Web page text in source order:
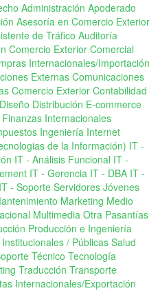
Administración Apoderado
Asesoría en Comercio Exterior
de Tráfico Auditoría
Comercio Exterior Comercial
Internacionales/Importación
ExternasComunicaciones
Comercio Exterior Contabilidad
Diseño Distribución E-commerce
Finanzas Internacionales
Ingeniería Internet
de la Información) IT -
IT - Análisis Funcional IT -
IT - Gerencia IT - DBA IT -
IT - Soporte Servidores Jóvenes
Marketing Medio
Multimedia Otra Pasantías
Producción e Ingeniería
/ Públicas Salud
Técnico Tecnología
Traducción Transporte
Internacionales/Exportación